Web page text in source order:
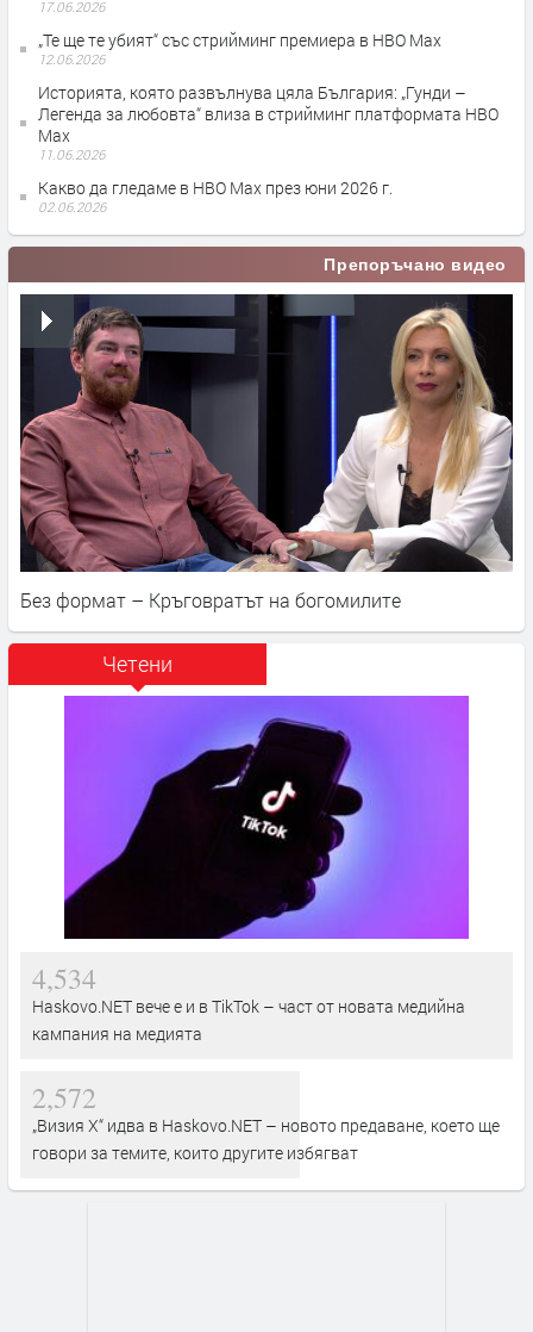
17.06.2026
„Те ще те убият“ със стрийминг премиера в HBO Max
12.06.2026
Историята, която развълнува цяла България: „Гунди –
Легенда за любовта“ влиза в стрийминг платформата HBO
Max
11.06.2026
Какво да гледаме в HBO Max през юни 2026 г.
02.06.2026
Препоръчано видео
Без формат – Кръговратът на богомилите
Четени
4,534
Haskovo.NET вече е и в TikTok – част от новата медийна
кампания на медията
2,572
„Визия Х“ идва в Haskovo.NET – новото предаване, което ще
говори за темите, които другите избягват